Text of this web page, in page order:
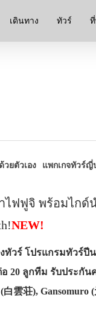
เดินทาง ทัวร์
ยตัวเอง แพกเกจทัวร์ญี่
ไฟฟูจิ พร้อมไกด์
NEW!
ทัวร์ โปรแกรมทัวร์ปี
อ 20 ลูกทีม รับประกั
雲荘), Gansomuro